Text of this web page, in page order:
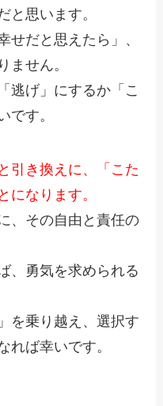
と思います。
せだと思えたら」、
ません。
逃げ」にするか「こ
です。
引き換えに、「こた
になります。
、その自由と責任の
、勇気を求められる
を乗り越え、選択す
れば幸いです。